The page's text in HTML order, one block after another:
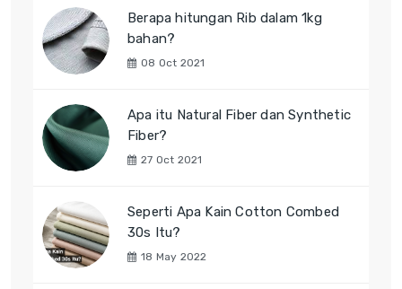
Berapa hitungan Rib dalam 1kg
bahan?
08 Oct 2021
Apa itu Natural Fiber dan Synthetic
Fiber?
27 Oct 2021
Seperti Apa Kain Cotton Combed
30s Itu?
18 May 2022